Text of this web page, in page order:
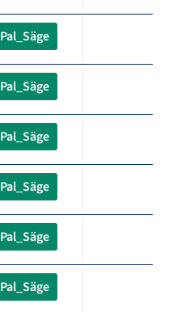
Pal_Säge
Pal_Säge
Pal_Säge
Pal_Säge
Pal_Säge
Pal_Säge